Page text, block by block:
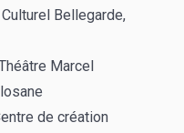
Bellegarde,
Marcel
de création